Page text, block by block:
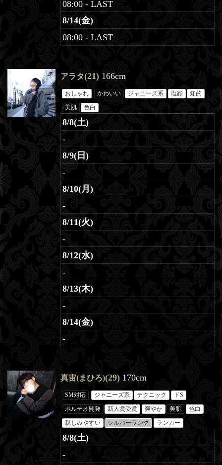
08:00 - LAST
8/14(金)
08:00 - LAST
アラタ(21) 166cm
おしゃれ かわいい ジャニーズ系 塩顔
知的
美肌
色白
8/8(土)
-
8/9(日)
-
8/10(月)
-
8/11(火)
-
8/12(水)
-
8/13(木)
-
8/14(金)
-
真宙(まひろ)(29) 170cm
SM対応 ジャニーズ系 テクニック
ドS
ポルチオ開発
新人賞受賞 爽やか 美肌
色白
親しみやすい
シルバーランク ランカー
8/8(土)
-